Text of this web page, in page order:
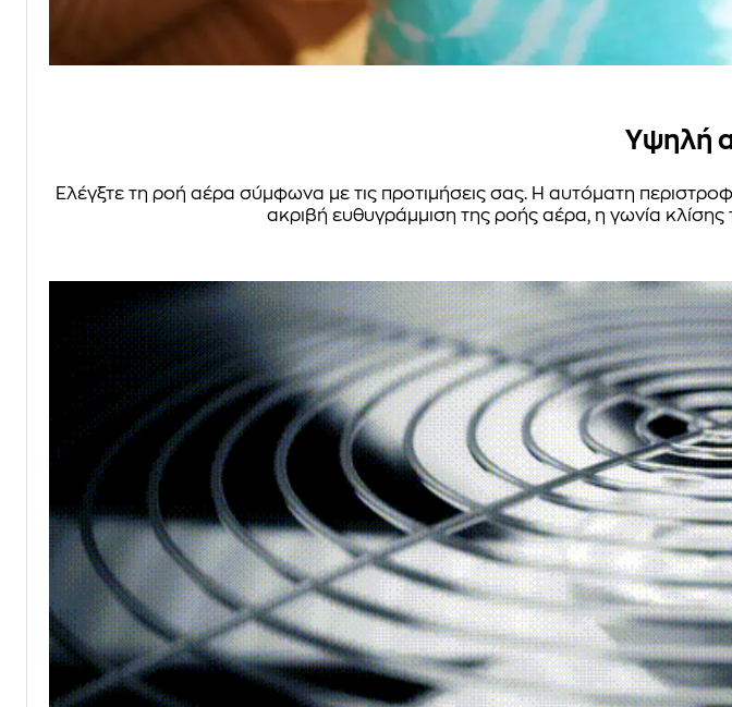
Υψηλή
Ελέγξτε τη ροή αέρα σύμφωνα με τις προτιμήσεις σας. Η αυτόματη
ακριβή ευθυγράμμιση της ροής αέρα, η γωνία